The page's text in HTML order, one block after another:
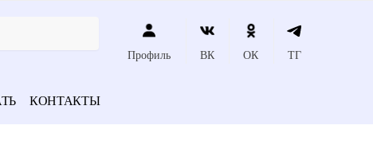
Профиль ВК ОК ТГ
КОНТАКТЫ